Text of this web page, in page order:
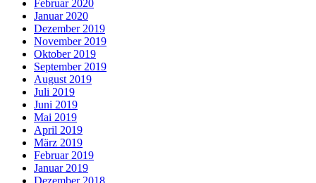
Februar 2020
Januar 2020
Dezember 2019
November 2019
Oktober 2019
September 2019
August 2019
Juli 2019
Juni 2019
Mai 2019
April 2019
März 2019
Februar 2019
Januar 2019